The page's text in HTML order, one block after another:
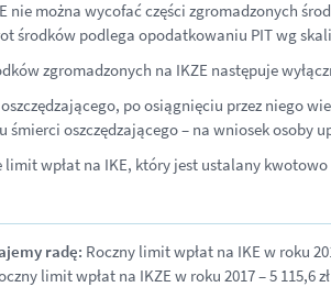
nie można wycofać części zgromadzonych
środków podlega opodatkowaniu PIT wg
zgromadzonych na IKZE następuje
po osiągnięciu przez niego
śmierci oszczędzającego – na wniosek osoby
wpłat na IKE, który jest ustalany
radę: Roczny limit wpłat na IKE w roku
limit wpłat na IKZE w roku 2017 – 5 115,6